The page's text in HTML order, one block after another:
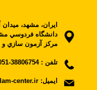
ايران، مشهد، ميدان
دانشگاه فردوسي
مرکز آزمون سازي و
تلفن :38806754-051
ایمیل: center.ir